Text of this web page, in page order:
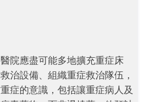
院應盡可能多地擴充重症床
治設備、組織重症救治隊伍，
症的意識，包括讓重症病人及